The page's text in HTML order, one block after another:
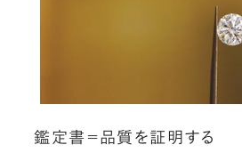
鑑定書＝品質を証明する